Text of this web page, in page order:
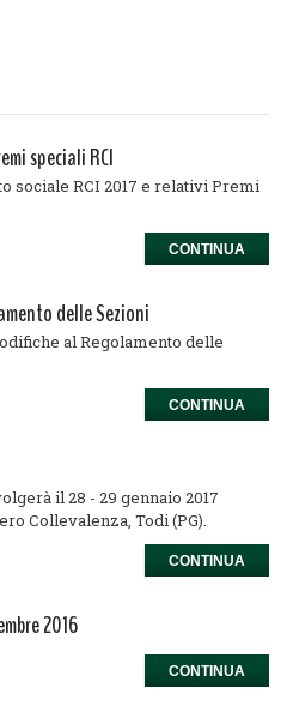
speciali RCI
sociale RCI 2017 e relativi Premi
CONTINUA
delle Sezioni
al Regolamento delle
CONTINUA
il 28 - 29 gennaio 2017
Collevalenza, Todi (PG).
CONTINUA
2016
CONTINUA